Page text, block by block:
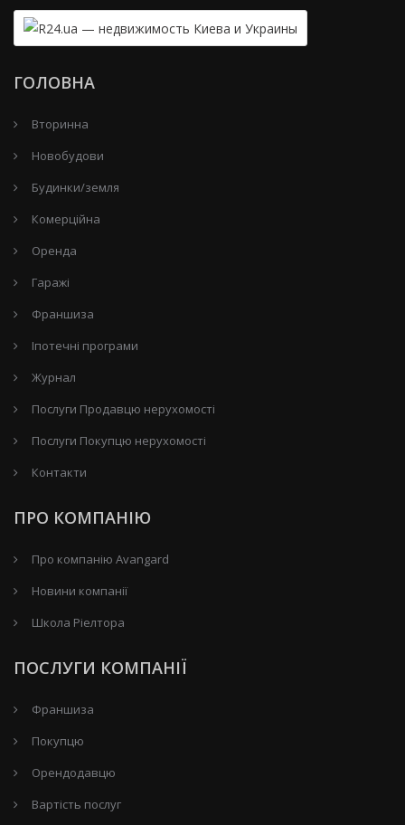
ГОЛОВНА
Вторинна
Новобудови
Будинки/земля
Комерційна
Оренда
Гаражі
Франшиза
Іпотечні програми
Журнал
Послуги Продавцю нерухомості
Послуги Покупцю нерухомості
Контакти
ПРО КОМПАНІЮ
Про компанію Avangard
Новини компанії
Школа Ріелтора
ПОСЛУГИ КОМПАНІЇ
Франшиза
Покупцю
Орендодавцю
Вартість послуг